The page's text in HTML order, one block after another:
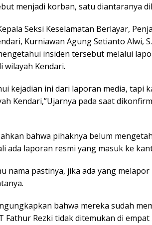
menjadi korban, satu diantaranya
Seksi Keselamatan Berlayar,
Kurniawan Agung Setianto Alwi,
insiden tersebut melalui
Kendari.
kejadian ini dari laporan media, tapi
Kendari,”Ujarnya pada saat
bahwa pihaknya belum
ada laporan resmi yang masuk ke
nama pastinya, jika ada yang
bahwa mereka sudah
Fathur Rezki tidak ditemukan di